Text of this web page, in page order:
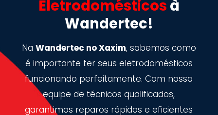
Eletrodomésticos à
Wandertec!
Na Wandertec no Xaxim, sabemos como
é importante ter seus eletrodomésticos
funcionando perfeitamente. Com nossa
equipe de técnicos qualificados,
garantimos reparos rápidos e eficientes